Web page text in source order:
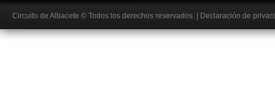
Circuito de Albacete © Todos los derechos reservados. Declaración de